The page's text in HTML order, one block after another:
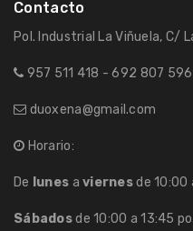
Contacto
Pol. Industrial La Viñuela, C/
957 511 418 - 692 807 596
duoxena@gmail.com
Horario:
De lunes aviernesde 10:00
Sábadosde 10:00 a 13:45